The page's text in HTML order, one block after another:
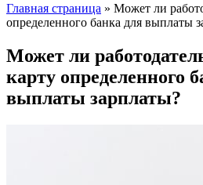
Главная страница » Может ли
определенного банка для выплаты
Может ли
карту определенного
выплаты зарплаты?